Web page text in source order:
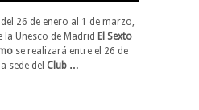
26 de enero al 1 de marzo,
la Unesco de Madrid El Sexto
se realizará entre el 26 de
sede del Club …